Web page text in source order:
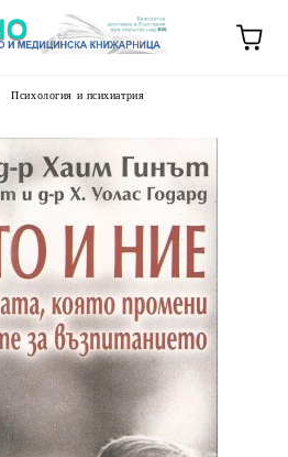
Психология и психиатрия